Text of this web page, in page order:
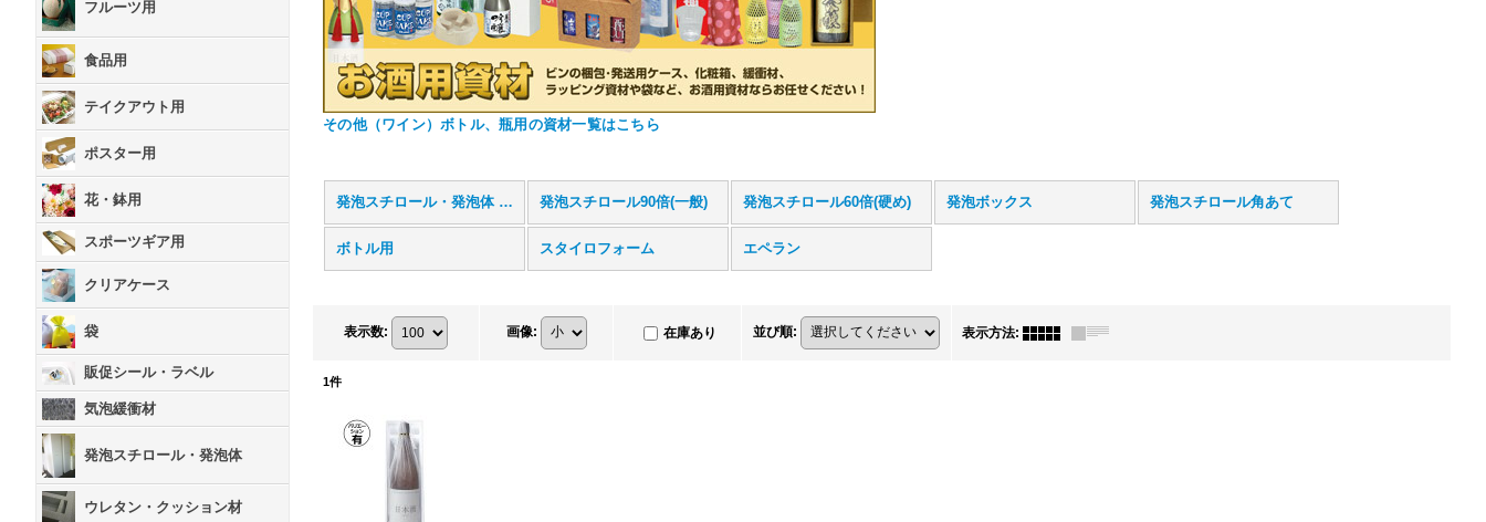
フルーツ用
食品用
テイクアウト用
ポスター用
花・鉢用
スポーツギア用
クリアケース
袋
販促シール・ラベル
気泡緩衝材
発泡スチロール・発泡体
ウレタン・クッション材
その他（ワイン）ボトル、瓶用の資材一覧はこちら
発泡スチロール・発泡体 (全商品) 発泡スチロール90倍(一般) 発泡スチロール60倍(硬め) 発泡ボックス 発泡スチロール角あて
ボトル用 スタイロフォーム エペラン
表示数: 画像: 在庫あり 並び順: 表示方法:
1件